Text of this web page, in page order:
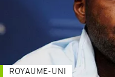
ROYAUME-UNI